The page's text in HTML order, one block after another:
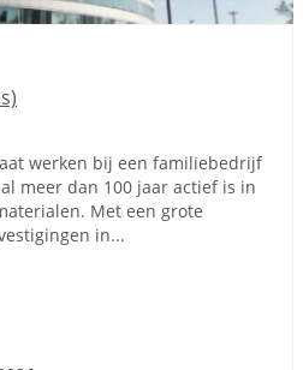
werken bij een familiebedrijf
meer dan 100 jaar actief is in
Met een grote
in...